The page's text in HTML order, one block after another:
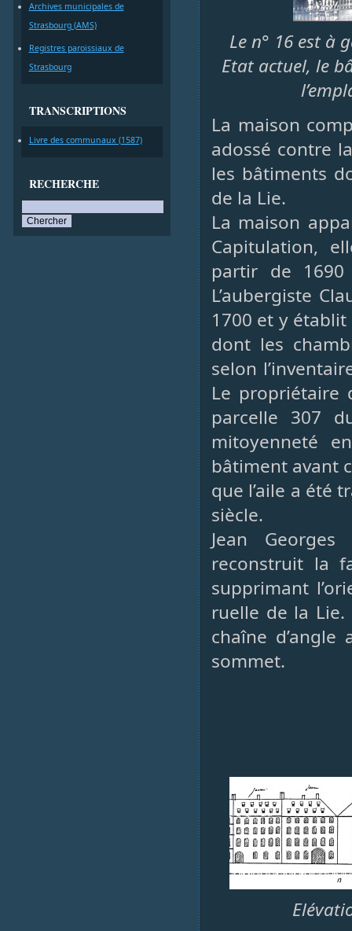
Archives municipales de
Strasbourg (AMS)
Registres paroissiaux de
Strasbourg
TRANSCRIPTIONS
Livre des communaux (1587)
RECHERCHE
Le n° 16 est à
Etat actuel, le
La maison
adossé contre
les bâtiments
de la Lie.
La maison
Capitulation,
partir de
L’aubergiste
1700 et y
dont les
selon
Le propriétaire
parcelle 307
mitoyenneté
bâtiment avant
que l’aile a été
siècle.
Jean
reconstruit la
supprimant
ruelle de la
chaîne
sommet.